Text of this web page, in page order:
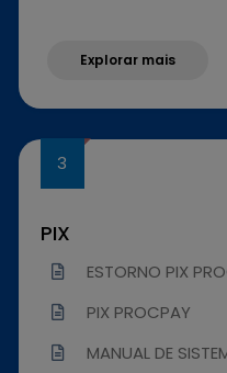
Explorar mais
PIX
ESTORNO PIX
PIX PROCPAY
MANUAL DE